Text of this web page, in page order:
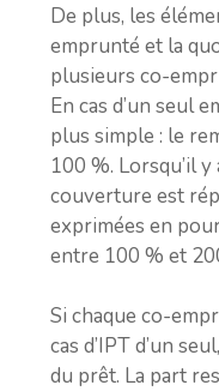
De plus, les
emprunté et la
plusieurs co-
En cas d’un seul
plus simple : le
100 %. Lorsqu’il
couverture est
exprimées en
entre 100 % et
Si chaque co-
cas d’IPT d’un
du prêt. La part